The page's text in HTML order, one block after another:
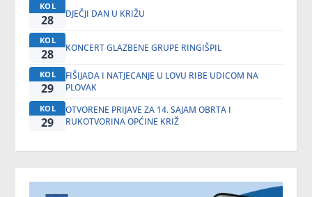
KOL
28 DJEČJI DAN U KRIŽU
KOL
28 KONCERT GLAZBENE GRUPE RINGIŠPIL
KOL
29
FIŠIJADA I NATJECANJE U LOVU RIBE UDICOM NA
PLOVAK
KOL
29
OTVORENE PRIJAVE ZA 14. SAJAM OBRTA I
RUKOTVORINA OPĆINE KRIŽ